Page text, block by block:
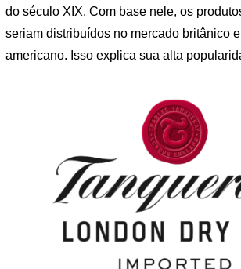
do século XIX. Com base nele, os
seriam distribuídos no mercado britânico
americano. Isso explica sua alta